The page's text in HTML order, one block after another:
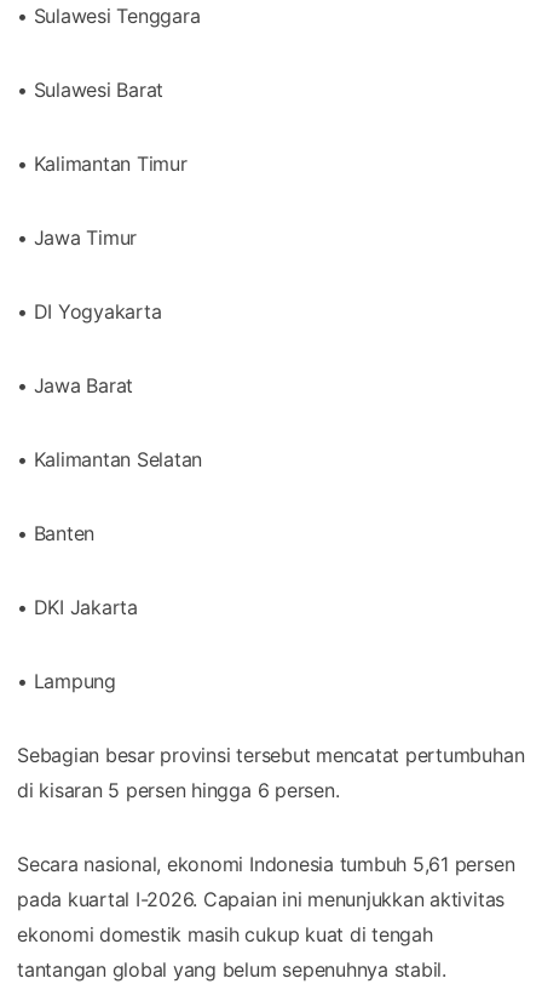
• Sulawesi Tenggara
• Sulawesi Barat
• Kalimantan Timur
• Jawa Timur
• DI Yogyakarta
• Jawa Barat
• Kalimantan Selatan
• Banten
• DKI Jakarta
• Lampung
Sebagian besar provinsi tersebut mencatat pertumbuhan
di kisaran 5 persen hingga 6 persen.
Secara nasional, ekonomi Indonesia tumbuh 5,61 persen
pada kuartal I-2026. Capaian ini menunjukkan aktivitas
ekonomi domestik masih cukup kuat di tengah
tantangan global yang belum sepenuhnya stabil.